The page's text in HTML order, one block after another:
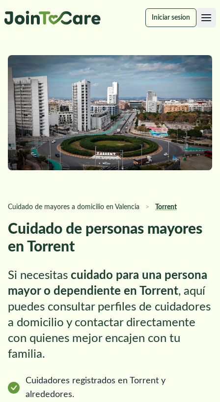
Iniciar sesion
Cuidado de mayores a domicilio en Valencia > Torrent
Cuidado de personas mayores
en Torrent
Si necesitas cuidado para una persona
mayor o dependiente en Torrent, aquí
puedes consultar perfiles de cuidadores
a domicilio y contactar directamente
con quienes mejor encajen con tu
familia.
Cuidadores registrados en Torrent y
alrededores.